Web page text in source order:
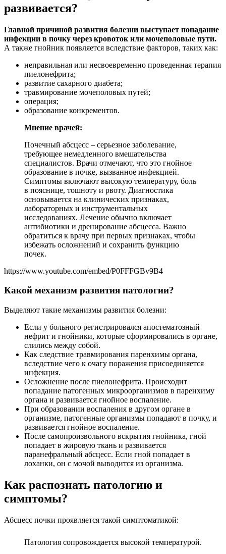
развивается?
Главной причиной развития болезни выступает попадание
инфекции в почку через кровоток или мочеполовые пути.
А также гнойник появляется вследствие факторов, таких как:
неправильная или несвоевременно проведенная терапия
пиелонефрита;
развитие сахарного диабета;
травмирование мочеполовых путей;
операция;
образование конкрементов.
Мнение врачей:
Почечный абсцесс – серьезное заболевание,
требующее немедленного вмешательства
специалистов. Врачи отмечают, что это гнойное
образование в почке, вызванное инфекцией.
Симптомы включают высокую температуру, боль
в пояснице, тошноту и рвоту. Диагностика
основывается на клинических признаках,
лабораторных и инструментальных
исследованиях. Лечение обычно включает
антибиотики и дренирование абсцесса. Важно
обратиться к врачу при первых признаках, чтобы
избежать осложнений и сохранить функцию
почек.
https://www.youtube.com/embed/P0FFFGBv9B4
Какой механизм развития патологии?
Выделяют такие механизмы развития болезни:
Если у больного регистрировался апостематозный
нефрит и гнойники, которые сформировались в органе,
слились между собой.
Как следствие травмирования паренхимы органа,
вследствие чего к очагу поражения присоединяется
инфекция.
Осложнение после пиелонефрита. Происходит
попадание патогенных микроорганизмов в паренхиму
органа и развивается гнойное воспаление.
При образовании воспаления в другом органе в
организме, патогенные организмы попадают в почку, и
развивается гнойное воспаление.
После самопроизвольного вскрытия гнойника, гной
попадает в жировую ткань и развивается
паранефральный абсцесс. Если гной попадает в
лоханки, он с мочой выводится из организма.
Как распознать патологию и
симптомы?
Абсцесс почки проявляется такой симптоматикой:
Патология сопровождается высокой температурой.